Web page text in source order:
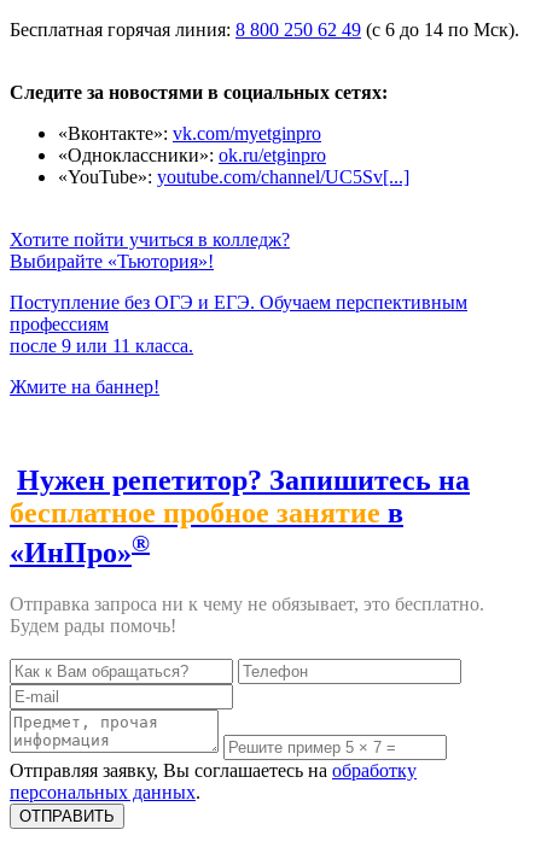
Бесплатная горячая линия: 8 800 250 62 49 (с 6 до 14 по Мск).
Следите за новостями в социальных сетях:
«Вконтакте»: vk.com/myetginpro
«Одноклассники»: ok.ru/etginpro
«YouTube»: youtube.com/channel/UC5Sv[...]
Хотите пойти учиться в колледж?
Выбирайте «Тьютория»!
Поступление без ОГЭ и ЕГЭ. Обучаем перспективным
профессиям
после 9 или 11 класса.
Жмите на баннер!
Нужен репетитор? Запишитесь на
бесплатное пробное занятие в
«ИнПро»®
Отправка запроса ни к чему не обязывает, это бесплатно.
Будем рады помочь!
Отправляя заявку, Вы соглашаетесь на обработку
персональных данных.